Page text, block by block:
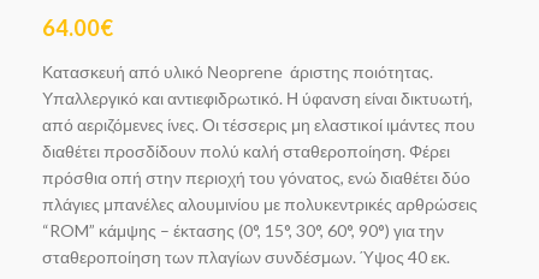
64.00€
Κατασκευή από υλικό Νeoprene άριστης ποιότητας.
Υπαλλεργικό και αντιεφιδρωτικό. Η ύφανση είναι δικτυωτή,
από αεριζόμενες ίνες. Οι τέσσερις μη ελαστικοί ιμάντες που
διαθέτει προσδίδουν πολύ καλή σταθεροποίηση. Φέρει
πρόσθια οπή στην περιοχή του γόνατος, ενώ διαθέτει δύο
πλάγιες μπανέλες αλουμινίου με πολυκεντρικές αρθρώσεις
“ROM” κάμψης – έκτασης (0°, 15°, 30°, 60°, 90°) για την
σταθεροποίηση των πλαγίων συνδέσμων. Ύψος 40 εκ.